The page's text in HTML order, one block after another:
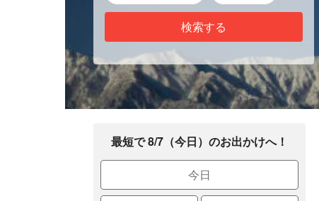
検索する
最短で 8/7（今日）のお出かけへ！
今日